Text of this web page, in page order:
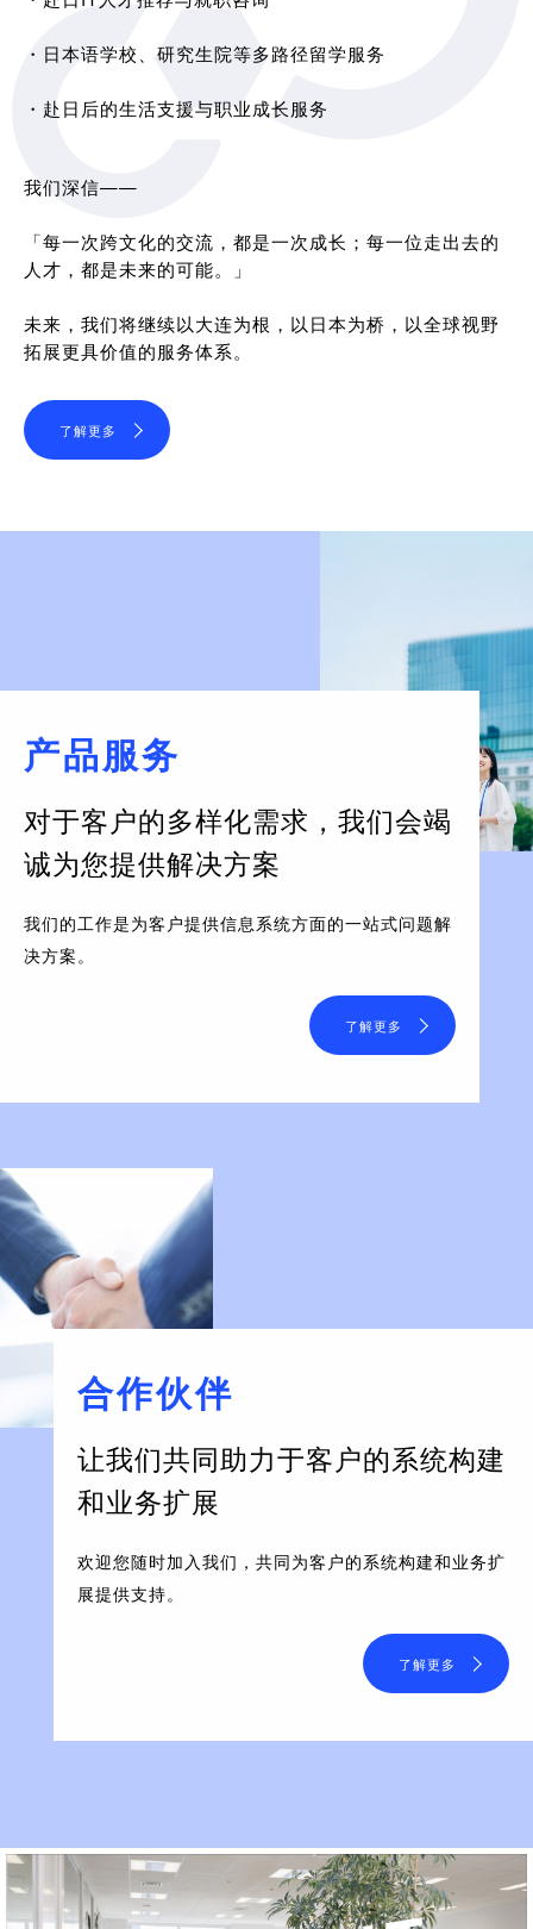
・日本语学校、研究生院等多路径留学服务
・赴日后的生活支援与职业成长服务
我们深信——
「每一次跨文化的交流，都是一次成长；每一位走出去的
人才，都是未来的可能。」
未来，我们将继续以大连为根，以日本为桥，以全球视野
拓展更具价值的服务体系。
了解更多
产品服务
对于客户的多样化需求， 我们会竭
诚为您提供解决方案
我们的工作是为客户提供信息系统方面的一站式问题解
决方案。
了解更多
合作伙伴
让我们共同助力于客户的系统构建
和业务扩展
欢迎您随时加入我们，共同为客户的系统构建和业务扩
展提供支持。
了解更多